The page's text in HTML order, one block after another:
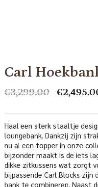
Carl
€3,299.00
was:
€
Haal een sterk staaltje
loungebank. Dankzij zijn
nu al een topper in onze
bijzonder maakt is de iets
dikke zitkussens wat zorgt
bijpassende Carl Blocks
bank te combineren. Naast